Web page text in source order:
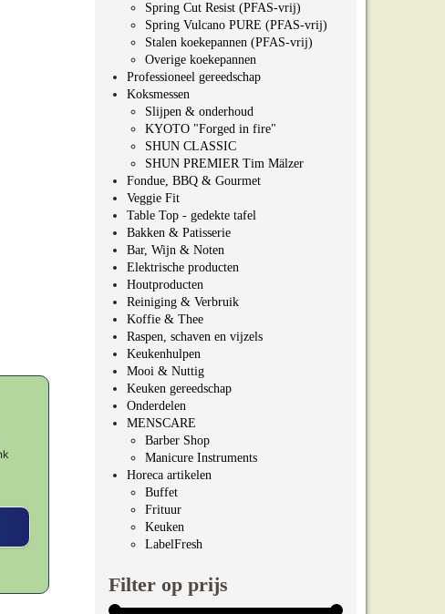
Spring Cut Resist (PFAS-vrij)
Spring Vulcano PURE (PFAS-vrij)
Stalen koekepannen (PFAS-vrij)
Overige koekepannen
Professioneel gereedschap
Koksmessen
Slijpen & onderhoud
KYOTO "Forged in fire"
SHUN CLASSIC
SHUN PREMIER Tim Mälzer
Fondue, BBQ & Gourmet
Veggie Fit
Table Top - gedekte tafel
Bakken & Patisserie
Bar, Wijn & Noten
Elektrische producten
Houtproducten
Reiniging & Verbruik
Koffie & Thee
Raspen, schaven en vijzels
Keukenhulpen
Mooi & Nuttig
Keuken gereedschap
Onderdelen
MENSCARE
Barber Shop
Manicure Instruments
Horeca artikelen
Buffet
Frituur
Keuken
LabelFresh
Filter op prijs